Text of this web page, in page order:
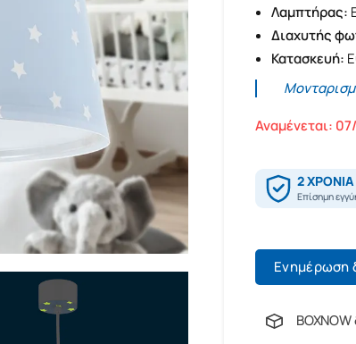
Λαμπτήρας:
Διαχυτής
Κατασκευή:
Αναμένεται:
Ενημέρωση